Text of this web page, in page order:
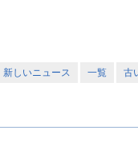
新しいニュース 一覧 古